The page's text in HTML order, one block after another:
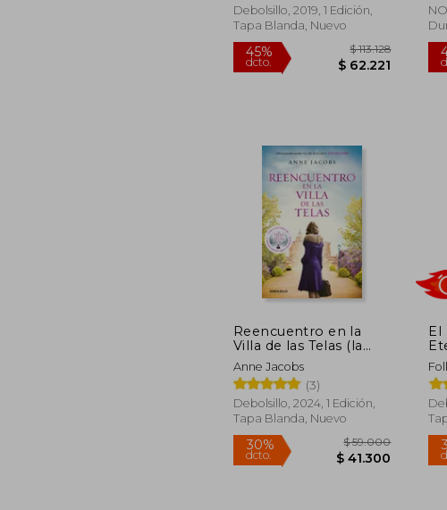
Debolsillo, 2019, 1 Edición,
Tapa Blanda, Nuevo
dcto.
$ 113.128
$ 62.221
Reencuentro en la
Villa de las Telas (la
Villa de las Telas 6)
Anne Jacobs
(3)
Debolsillo, 2024, 1 Edición,
Tapa Blanda, Nuevo
El